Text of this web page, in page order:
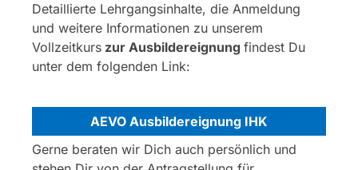
Detaillierte Lehrgangsinhalte, die Anmeldung
und weitere Informationen zu unserem
Vollzeitkurs zur Ausbildereignung findest Du
unter dem folgenden Link:
AEVO Ausbildereignung IHK
Gerne beraten wir Dich auch persönlich und